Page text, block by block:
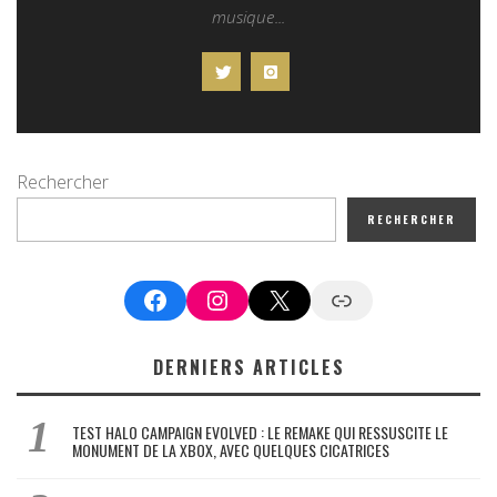
musique...
Rechercher
RECHERCHER
FacebookInstagram
X Google News
DERNIERS ARTICLES
TEST HALO CAMPAIGN EVOLVED : LE REMAKE QUI RESSUSCITE LE
MONUMENT DE LA XBOX, AVEC QUELQUES CICATRICES